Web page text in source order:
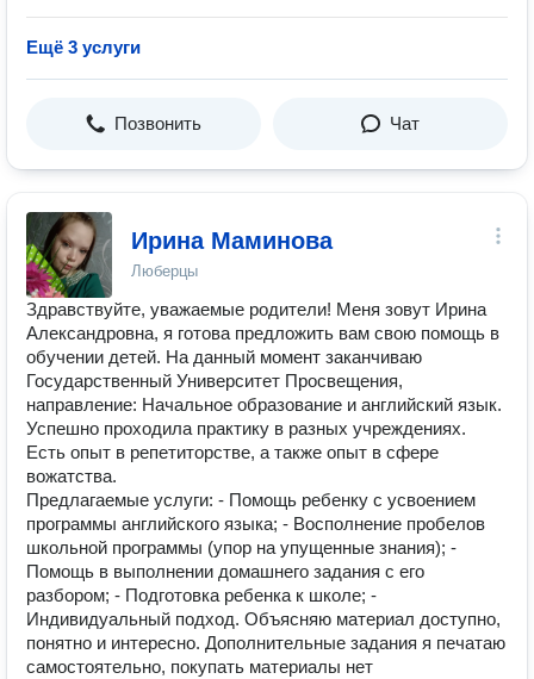
Ещё 3 услуги
Позвонить Чат
Ирина Маминова
Люберцы
Здравствуйте, уважаемые родители! Меня зовут Ирина
Александровна, я готова предложить вам свою помощь в
обучении детей. На данный момент заканчиваю
Государственный Университет Просвещения,
направление: Начальное образование и английский язык.
Успешно проходила практику в разных учреждениях.
Есть опыт в репетиторстве, а также опыт в сфере
вожатства.
Предлагаемые услуги: - Помощь ребенку с усвоением
программы английского языка; - Восполнение пробелов
школьной программы (упор на упущенные знания); -
Помощь в выполнении домашнего задания с его
разбором; - Подготовка ребенка к школе; -
Индивидуальный подход. Объясняю материал доступно,
понятно и интересно. Дополнительные задания я печатаю
самостоятельно, покупать материалы нет